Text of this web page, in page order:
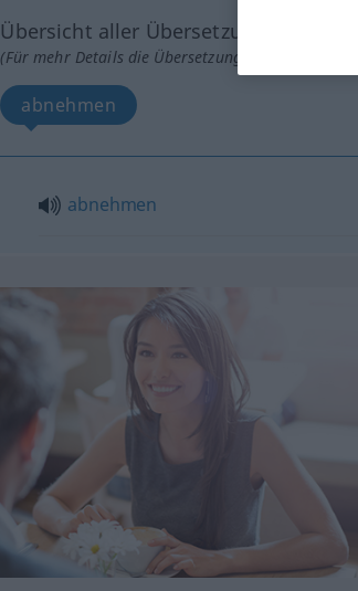
Übersicht aller Übersetzungen
(Für mehr Details die Übersetzung anklicken/
abnehmen
abnehmen